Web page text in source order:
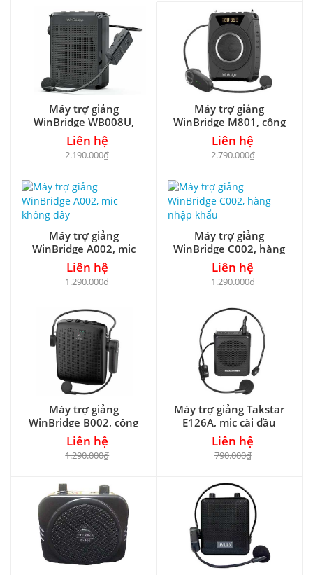
Máy trợ giảng
WinBridge WB008U,
micro đeo đầu
Liên hệ
2.190.000₫
Máy trợ giảng
WinBridge M801, công
suất 20W
Liên hệ
2.790.000₫
Máy trợ giảng
WinBridge A002, mic
không dây
Liên hệ
1.290.000₫
Máy trợ giảng
WinBridge C002, hàng
nhập khẩu
Liên hệ
1.290.000₫
Máy trợ giảng
WinBridge B002, công
suất 15W
Liên hệ
1.290.000₫
Máy trợ giảng Takstar
E126A, mic cài đầu
Liên hệ
790.000₫